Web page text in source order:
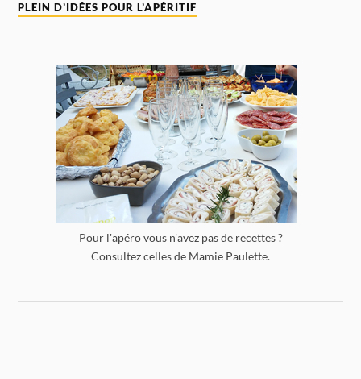
PLEIN D’IDÉES POUR L’APÉRITIF
Pour l'apéro vous n'avez pas de recettes ?
Consultez celles de Mamie Paulette.